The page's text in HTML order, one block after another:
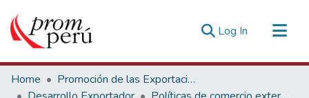
Log In (current)
Communities & Collections
Home
Promoción de las Exportaciones